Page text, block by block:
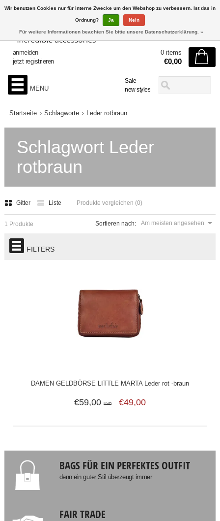
Sale
new styles
anmelden
jetzt registrieren
0 items
€0,00
MENU
Startseite Schlagworte Leder rotbraun
Schlagwort Leder
rotbraun
Gitter Liste Produkte vergleichen (0)
Sortieren nach: Am meisten angesehen
1 Produkte
FILTERS
DAMEN GELDBÖRSE LITTLE MARTA Leder rot -braun
€59,00 UVP €49,00
BAGS FÜR EIN PERFEKTES OUTFIT
denn ein guter Stil überzeugt immer
FAIR TRADE
Wir benutzen Cookies nur für interne Zwecke um den Webshop zu verbessern. Ist das in
Ordnung? Ja Nein
Für weitere Informationen beachten Sie bitte unsere Datenschutzerklärung. »